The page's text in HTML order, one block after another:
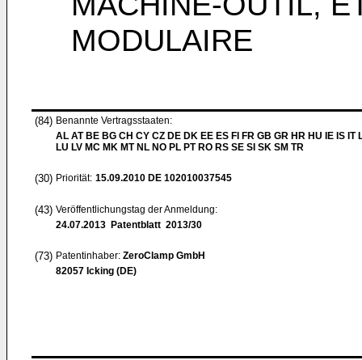
MODULAIRE
(84) Benannte Vertragsstaaten:
AL AT BE BG CH CY CZ DE DK EE ES FI FR GB GR HR HU IE IS IT
LU LV MC MK MT NL NO PL PT RO RS SE SI SK SM TR
(30) Priorität: 15.09.2010 DE 102010037545
(43) Veröffentlichungstag der Anmeldung:
24.07.2013 Patentblatt 2013/30
(73) Patentinhaber: ZeroClamp GmbH
82057 Icking (DE)